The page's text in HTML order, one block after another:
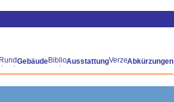
Gebäude Ausstattung Abkürzungen